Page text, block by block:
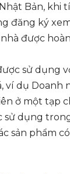
Bản, khi
đăng ký
được
sử dụng
ví dụ Doanh
ở một tạp
sử dụng
sản phẩm